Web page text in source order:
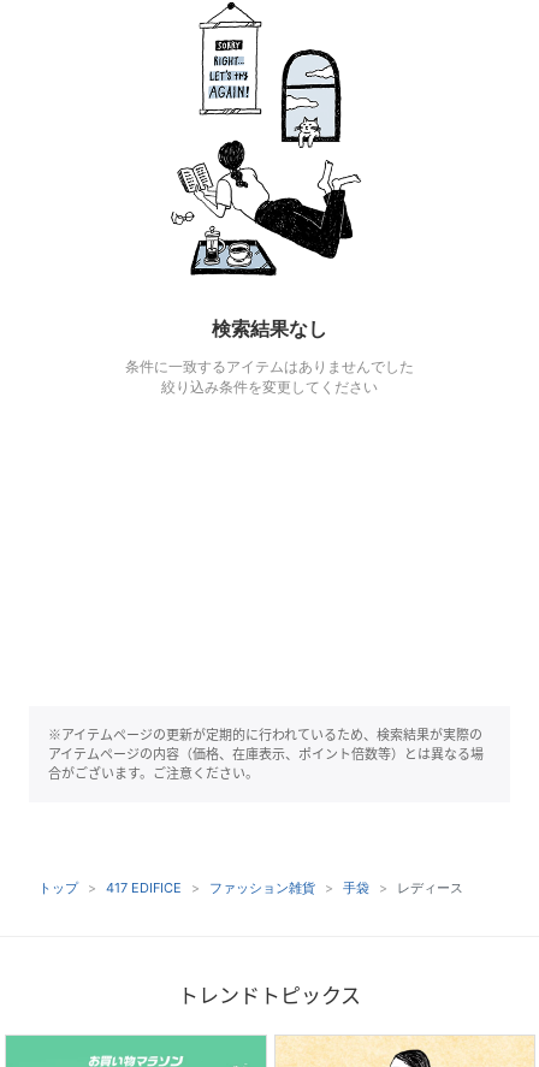
検索結果なし
条件に一致するアイテムはありませんでした
絞り込み条件を変更してください
※アイテムページの更新が定期的に行われているため、検索結果が実際の
アイテムページの内容（価格、在庫表示、ポイント倍数等）とは異なる場
合がございます。ご注意ください。
トップ 417 EDIFICE ファッション雑貨 手袋 レディース
トレンドトピックス